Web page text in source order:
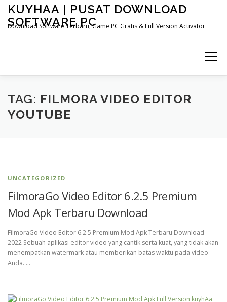
Skip
content
KUYHAA | PUSAT DOWNLOAD
SOFTWARE PC
Download Software Terbaru, Game PC Gratis & Full Version Activator
Menu
TAG: FILMORA VIDEO EDITOR
YOUTUBE
UNCATEGORIZED
FilmoraGo Video Editor 6.2.5 Premium
Mod Apk Terbaru Download
FilmoraGo Video Editor 6.2.5 Premium Mod Apk Terbaru Download
2022 Sebuah aplikasi editor video yang cantik serta kuat, yang tidak akan
menempatkan watermark atau memberikan batas waktu pada video
Anda. …